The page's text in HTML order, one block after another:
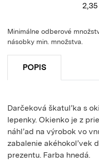
2,35
Minimálne odberové
násobky min. množstva.
POPIS
Darčeková škatuľka s
lepenky. Okienko je z
náhľad na výrobok vo
zabalenie akéhokoľvek
prezentu. Farba hnedá.